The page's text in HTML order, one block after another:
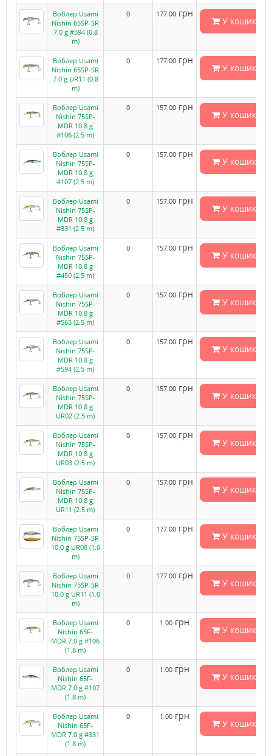
Воблер Usami
Nishin 65SP-SR
7.0 g #594 (0.8
m)
0 177.00 грн
У кошик
Воблер Usami
Nishin 65SP-SR
7.0 g UR11 (0.8
m)
0 177.00 грн
У кошик
Воблер Usami
Nishin 75SP-
MDR 10.8 g
#106 (2.5 m)
0 157.00 грн
У кошик
Воблер Usami
Nishin 75SP-
MDR 10.8 g
#107 (2.5 m)
0 157.00 грн
У кошик
Воблер Usami
Nishin 75SP-
MDR 10.8 g
#331 (2.5 m)
0 157.00 грн
У кошик
Воблер Usami
Nishin 75SP-
MDR 10.8 g
#450 (2.5 m)
0 157.00 грн
У кошик
Воблер Usami
Nishin 75SP-
MDR 10.8 g
#565 (2.5 m)
0 157.00 грн
У кошик
Воблер Usami
Nishin 75SP-
MDR 10.8 g
#594 (2.5 m)
0 157.00 грн
У кошик
Воблер Usami
Nishin 75SP-
MDR 10.8 g
UR02 (2.5 m)
0 157.00 грн
У кошик
Воблер Usami
Nishin 75SP-
MDR 10.8 g
UR03 (2.5 m)
0 157.00 грн
У кошик
Воблер Usami
Nishin 75SP-
MDR 10.8 g
UR11 (2.5 m)
0 157.00 грн
У кошик
Воблер Usami
Nishin 75SP-SR
10.0 g UR08 (1.0
m)
0 177.00 грн
У кошик
Воблер Usami
Nishin 75SP-SR
10.0 g UR11 (1.0
m)
0 177.00 грн
У кошик
Воблер Usami
Nishin 65F-
MDR 7.0 g #106
(1.8 m)
0 1.00 грн
У кошик
Воблер Usami
Nishin 65F-
MDR 7.0 g #107
(1.8 m)
0 1.00 грн
У кошик
Воблер Usami
Nishin 65F-
MDR 7.0 g #331
(1.8 m)
0 1.00 грн
У кошик